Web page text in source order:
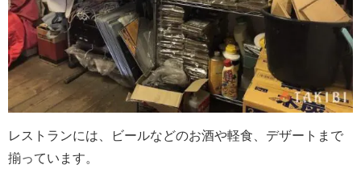
レストランには、ビールなどのお酒や軽食、デザートまで
揃っています。